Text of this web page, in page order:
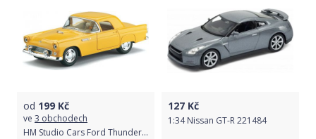
od 199 Kč
ve 3 obchodech
HM Studio Cars Ford Thunderbird 1955
127 Kč
1:34 Nissan GT-R 221484